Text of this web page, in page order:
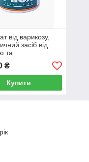
від варикозу,
засіб від
та
ПІЛЕКС 60 таб
₴
Купити